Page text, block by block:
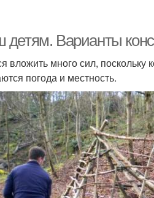
детям. Варианты
вложить много сил, поскольку
погода и местность.